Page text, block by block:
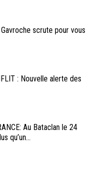
scrute pour vous
: Nouvelle alerte des
Au Bataclan le 24
qu’un...